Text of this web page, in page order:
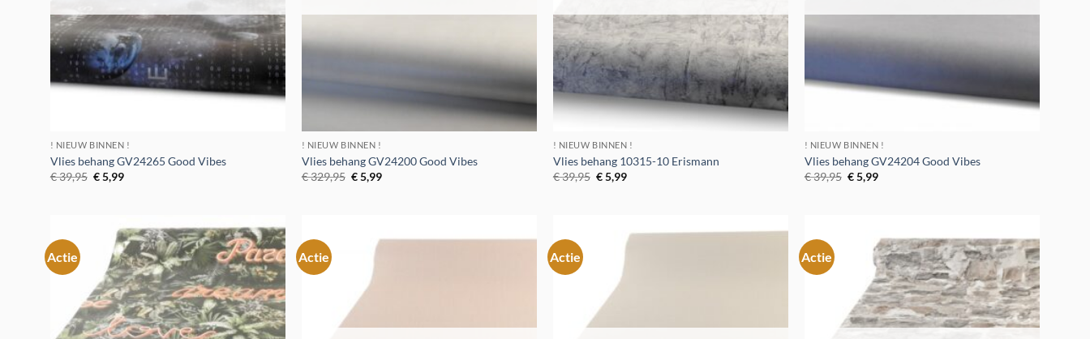
! NIEUW BINNEN !
Vlies behang GV24265 Good Vibes
€39,95 Oorspronkelijke
prijs
€5,99Huidige
! NIEUW BINNEN !
Vlies behang GV24200 Good Vibes
€329,95 Oorspronkelijke
prijs
€5,99Huidige
! NIEUW BINNEN !
Vlies behang 10315-10 Erismann
€39,95 Oorspronkelijke
prijs
€5,99Huidige
! NIEUW BINNEN !
Vlies behang GV24204 Good Vibes
€39,95 Oorspronkelijke
prijs
€5,99Huidige
Actie
Toevoegen
aan
verlanglijst
Actie Actie Actie
Toevoegen
aan
verlanglijst